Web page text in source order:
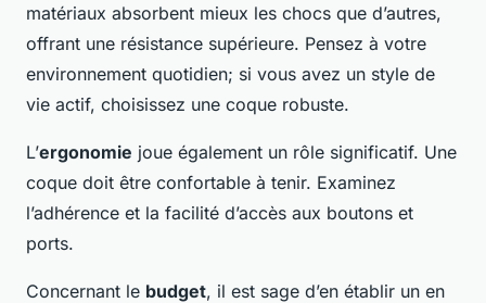
matériaux absorbent mieux les chocs que d’autres,
offrant une résistance supérieure. Pensez à votre
environnement quotidien; si vous avez un style de
vie actif, choisissez une coque robuste.
L’ergonomie joue également un rôle significatif. Une
coque doit être confortable à tenir. Examinez
l’adhérence et la facilité d’accès aux boutons et
ports.
Concernant le budget, il est sage d’en établir un en